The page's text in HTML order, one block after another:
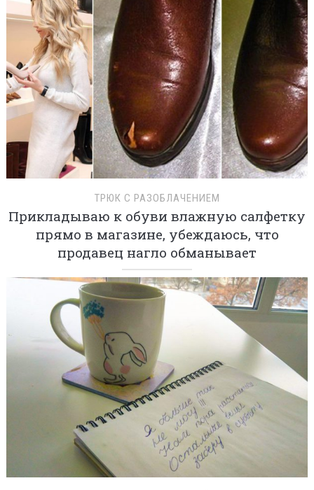
ТРЮК С РАЗОБЛАЧЕНИЕМ
Прикладываю к обуви влажную салфетку
прямо в магазине, убеждаюсь, что
продавец нагло обманывает